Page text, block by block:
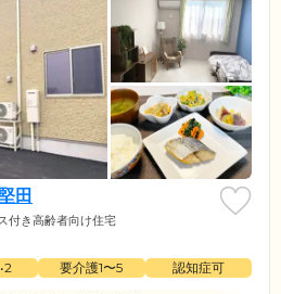
田
付き高齢者向け住宅
要介護1〜5
認知症可